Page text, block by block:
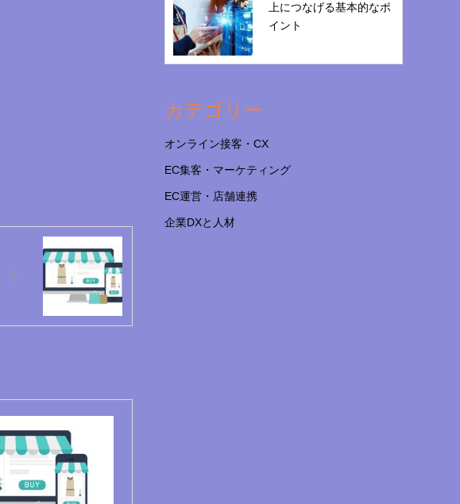
上につなげる基本的なポ
イント
カテゴリー
オンライン接客・CX
EC集客・マーケティング
EC運営・店舗連携
企業DXと人材